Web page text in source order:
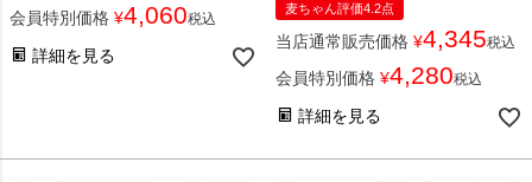
会員特別価格 ¥4,060税込
詳細を見る
麦ちゃん評価4.2点
当店通常販売価格 ¥4,345税込
会員特別価格 ¥4,280税込
詳細を見る